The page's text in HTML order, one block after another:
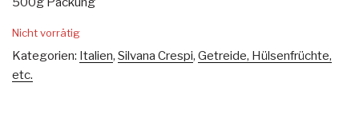
Nicht vorrätig
Kategorien: Italien, Silvana Crespi, Getreide, Hülsenfrüchte,
etc.